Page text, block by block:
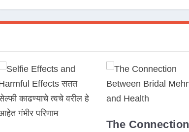
The Connection